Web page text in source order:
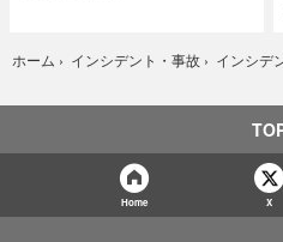
ホーム › インシデント・事故 › インシデ
Home X